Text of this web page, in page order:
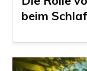
beim